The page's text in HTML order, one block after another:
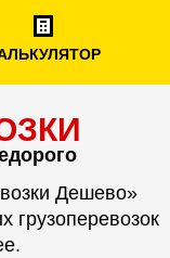
Дешево»
грузоперевозок